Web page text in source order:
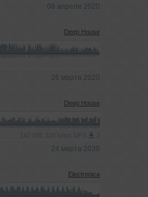
08 апреля 2020
Deep House
26 марта 2020
Deep House
24 марта 2020
Electronica